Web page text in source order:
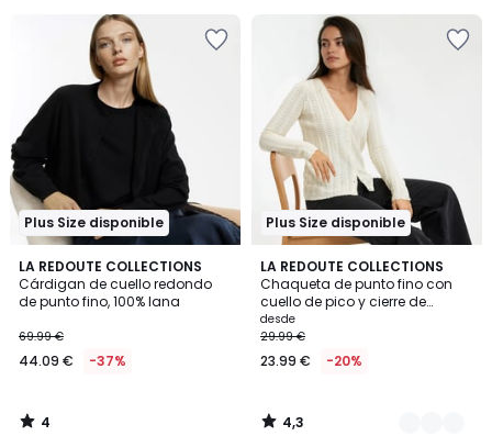
Plus Size disponible
LA REDOUTE COLLECTIONS
Cárdigan de cuello redondo
de punto fino, 100% lana
69.99 €
44.09 € -37%
4
/
5
4
/
Plus Size disponible
LA REDOUTE COLLECTIONS
Chaqueta de punto fino con
cuello de pico y cierre de
botones
desde
29.99 €
23.99 € -20%
4,3
/ 5
2
Colores
4,3
/